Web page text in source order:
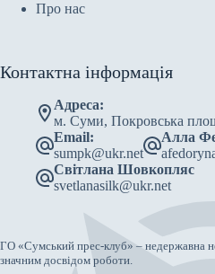
Про нас
Контактна інформація
Адреса:
м. Суми, Покровська
Email:
sumpk@ukr.net
Алла
Світлана Шовкопляс
svetlanasilk@ukr.net
ГО «Сумський прес-клуб» – недержавна
значним досвідом роботи.